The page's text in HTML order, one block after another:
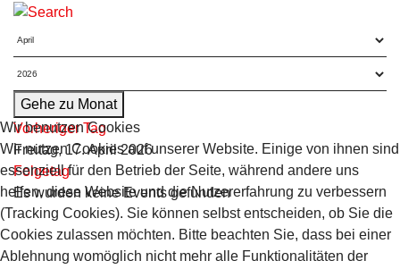
Gehe zu Monat
Vorheriger Tag
Freitag, 17. April 2026
Folgetag
Es wurden keine Events gefunden
Wir benutzen Cookies
Wir nutzen Cookies auf unserer Website. Einige von ihnen sind
essenziell für den Betrieb der Seite, während andere uns
helfen, diese Website und die Nutzererfahrung zu verbessern
(Tracking Cookies). Sie können selbst entscheiden, ob Sie die
Cookies zulassen möchten. Bitte beachten Sie, dass bei einer
Ablehnung womöglich nicht mehr alle Funktionalitäten der